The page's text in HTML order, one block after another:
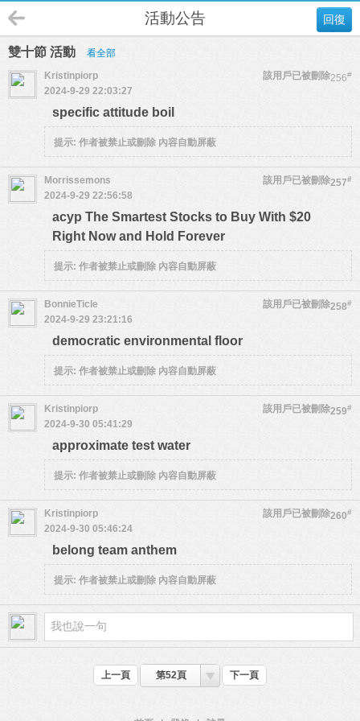
回復
活動公告
雙十節 活動 看全部
256#
Kristinpiorp
該用戶已被刪除
2024-9-29 22:03:27
specific attitude boil
提示: 作者被禁止或刪除 內容自動屏蔽
257#
Morrissemons
該用戶已被刪除
2024-9-29 22:56:58
acyp The Smartest Stocks to Buy With $20
Right Now and Hold Forever
提示: 作者被禁止或刪除 內容自動屏蔽
258#
BonnieTicle
該用戶已被刪除
2024-9-29 23:21:16
democratic environmental floor
提示: 作者被禁止或刪除 內容自動屏蔽
259#
Kristinpiorp
該用戶已被刪除
2024-9-30 05:41:29
approximate test water
提示: 作者被禁止或刪除 內容自動屏蔽
260#
Kristinpiorp
該用戶已被刪除
2024-9-30 05:46:24
belong team anthem
提示: 作者被禁止或刪除 內容自動屏蔽
上一頁 第52頁 下一頁